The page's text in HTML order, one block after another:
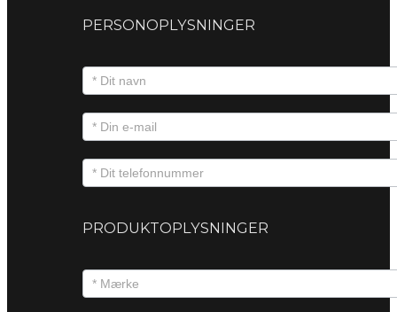
PERSONOPLYSNINGER
PRODUKTOPLYSNINGER